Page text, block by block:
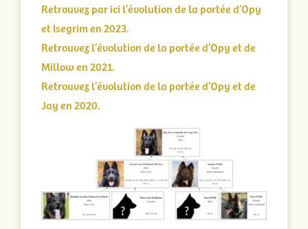
Retrouvez par ici l’évolution de la portée d’Opy
et Isegrim en 2023.
Retrouvez l’évolution de la portée d’Opy et de
Millow en 2021.
Retrouvez l’évolution de la portée d’Opy et de
Jay en 2020.